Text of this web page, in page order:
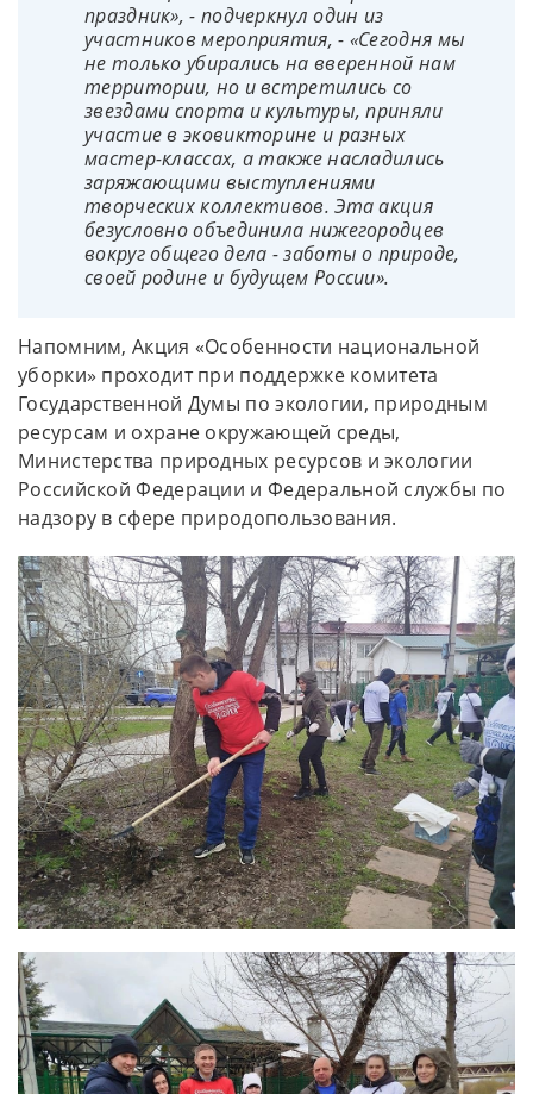
праздник», - подчеркнул один из
участников мероприятия, - «Сегодня мы
не только убирались на вверенной нам
территории, но и встретились со
звездами спорта и культуры, приняли
участие в эковикторине и разных
мастер-классах, а также насладились
заряжающими выступлениями
творческих коллективов. Эта акция
безусловно объединила нижегородцев
вокруг общего дела - заботы о природе,
своей родине и будущем России».
Напомним, Акция «Особенности национальной
уборки» проходит при поддержке комитета
Государственной Думы по экологии, природным
ресурсам и охране окружающей среды,
Министерства природных ресурсов и экологии
Российской Федерации и Федеральной службы по
надзору в сфере природопользования.